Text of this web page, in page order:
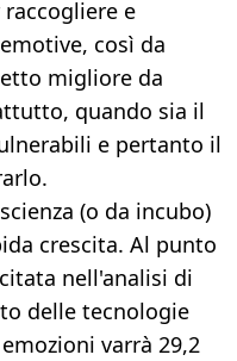
e
così da
migliore da
quando sia il
e pertanto il
(o da incubo)
crescita. Al punto
nell'analisi di
delle tecnologie
varrà 29,2